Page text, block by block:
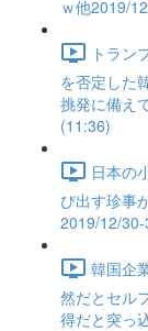
ｗ他2019/
トラン
を否定した
挑発に備え
(11:36)
日本の
び出す珍事
2019/12/
韓国企
然だとセル
得だと突っ